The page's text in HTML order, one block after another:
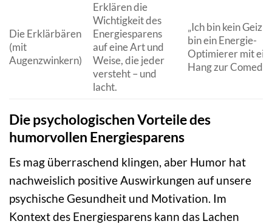
Die Erklärbären
(mit
Augenzwinkern)
Erklären die
Wichtigkeit des
Energiesparens
auf eine Art und
Weise, die jeder
versteht – und
lacht.
„Ich bin kein
bin ein Energie-
Optimierer mit
Hang zur Comedy.“
Die psychologischen Vorteile des
humorvollen Energiesparens
Es mag überraschend klingen, aber Humor hat
nachweislich positive Auswirkungen auf unsere
psychische Gesundheit und Motivation. Im
Kontext des Energiesparens kann das Lachen